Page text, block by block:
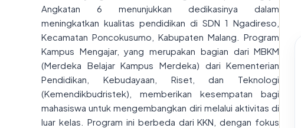
Angkatan 6 menunjukkan dedikasinya dalam
meningkatkan kualitas pendidikan di SDN 1 Ngadireso,
Kecamatan Poncokusumo, Kabupaten Malang. Program
Kampus Mengajar, yang merupakan bagian dari MBKM
(Merdeka Belajar Kampus Merdeka) dari Kementerian
Pendidikan, Kebudayaan, Riset, dan Teknologi
(Kemendikbudristek), memberikan kesempatan bagi
mahasiswa untuk mengembangkan diri melalui aktivitas di
luar kelas. Program ini berbeda dari KKN, dengan fokus